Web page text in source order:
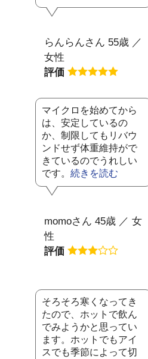
らんらんさん 55歳 ／
女性
評価
マイクロを始めてから
は、安定しているの
か、制限してもリバウ
ンドせず体重維持がで
きているのでうれしい
です。 続きを読む
momoさん 45歳 ／ 女
性
評価
そろそろ寒くなってき
たので、ホットで飲ん
でみようかと思ってい
ます。ホットでもアイ
スでも季節によって切